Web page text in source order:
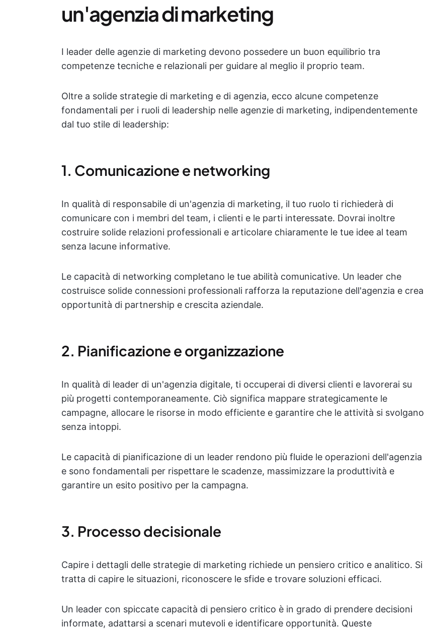
un'agenzia di marketing
I leader delle agenzie di marketing devono possedere un buon equilibrio tra
competenze tecniche e relazionali per guidare al meglio il proprio team.
Oltre a solide strategie di marketing e di agenzia, ecco alcune competenze
fondamentali per i ruoli di leadership nelle agenzie di marketing, indipendentemente
dal tuo stile di leadership:
1. Comunicazione e networking
In qualità di responsabile di un'agenzia di marketing, il tuo ruolo ti richiederà di
comunicare con i membri del team, i clienti e le parti interessate. Dovrai inoltre
costruire solide relazioni professionali e articolare chiaramente le tue idee al team
senza lacune informative.
Le capacità di networking completano le tue abilità comunicative. Un leader che
costruisce solide connessioni professionali rafforza la reputazione dell'agenzia e crea
opportunità di partnership e crescita aziendale.
2. Pianificazione e organizzazione
In qualità di leader di un'agenzia digitale, ti occuperai di diversi clienti e lavorerai su
più progetti contemporaneamente. Ciò significa mappare strategicamente le
campagne, allocare le risorse in modo efficiente e garantire che le attività si svolgano
senza intoppi.
Le capacità di pianificazione di un leader rendono più fluide le operazioni dell'agenzia
e sono fondamentali per rispettare le scadenze, massimizzare la produttività e
garantire un esito positivo per la campagna.
3. Processo decisionale
Capire i dettagli delle strategie di marketing richiede un pensiero critico e analitico. Si
tratta di capire le situazioni, riconoscere le sfide e trovare soluzioni efficaci.
Un leader con spiccate capacità di pensiero critico è in grado di prendere decisioni
informate, adattarsi a scenari mutevoli e identificare opportunità. Queste